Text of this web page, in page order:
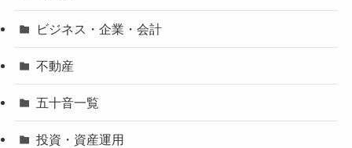
ビジネス・企業・会計
不動産
五十音一覧
投資・資産運用